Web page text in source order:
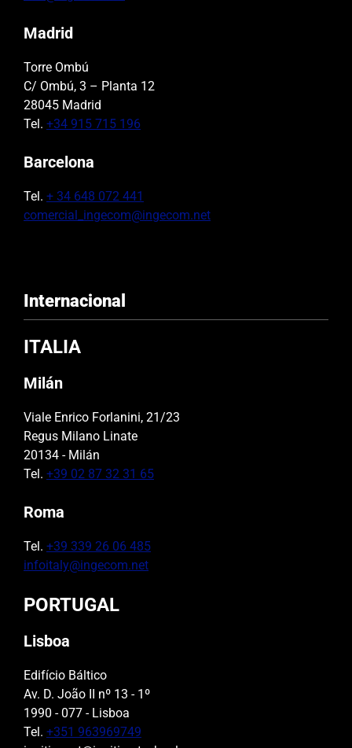
Madrid
Torre Ombú
C/ Ombú, 3 – Planta 12
28045 Madrid
Tel. +34 915 715 196
Barcelona
Tel. + 34 648 072 441
comercial_ingecom@ingecom.net
Internacional
ITALIA
Milán
Viale Enrico Forlanini, 21/23
Regus Milano Linate
20134 - Milán
Tel. +39 02 87 32 31 65
Roma
Tel. +39 339 26 06 485
infoitaly@ingecom.net
PORTUGAL
Lisboa
Edifício Báltico
Av. D. João II nº 13 - 1º
1990 - 077 - Lisboa
Tel. +351 963969749